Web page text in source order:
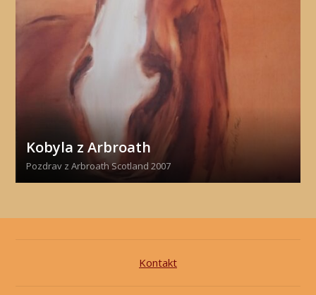
Kobyla z Arbroath
Pozdrav z Arbroath Scotland 2007
Kontakt